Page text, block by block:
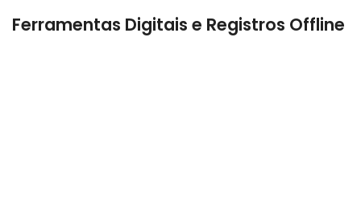
Ferramentas Digitais e Registros Offline